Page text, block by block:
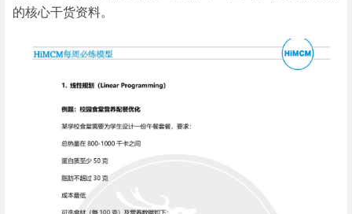
的核心干货资料。